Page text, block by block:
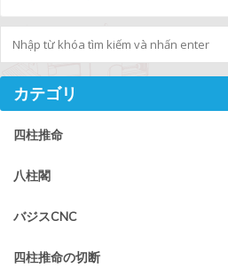
カテゴリ
四柱推命
八柱閣
バジスCNC
四柱推命の切断